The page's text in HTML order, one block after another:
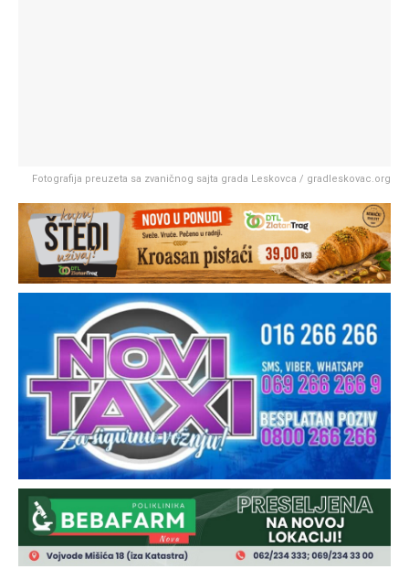
Fotografija preuzeta sa zvaničnog sajta grada Leskovca / gradleskovac.org